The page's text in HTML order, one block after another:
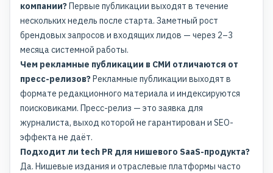
компании?Первые публикации выходят в течение
нескольких недель после старта. Заметный рост
брендовых запросов и входящих лидов — через 2–3
месяца системной работы.
Чем рекламные публикации в СМИ отличаются от
пресс-релизов?Рекламные публикации выходят в
формате редакционного материала и индексируются
поисковиками. Пресс-релиз — это заявка для
журналиста, выход которой не гарантирован и SEO-
эффекта не даёт.
Подходит ли tech PR для нишевого SaaS-продукта?
Да. Нишевые издания и отраслевые платформы часто